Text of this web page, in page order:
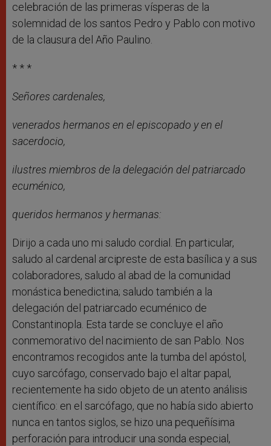
celebración de las primeras vísperas de la
solemnidad de los santos Pedro y Pablo con motivo
de la clausura del Año Paulino.
* * *
Señores cardenales,
venerados hermanos en el episcopado y en el
sacerdocio,
ilustres miembros de la delegación del patriarcado
ecuménico,
queridos hermanos y hermanas:
Dirijo a cada uno mi saludo cordial. En particular,
saludo al cardenal arcipreste de esta basílica y a sus
colaboradores, saludo al abad de la comunidad
monástica benedictina; saludo también a la
delegación del patriarcado ecuménico de
Constantinopla. Esta tarde se concluye el año
conmemorativo del nacimiento de san Pablo. Nos
encontramos recogidos ante la tumba del apóstol,
cuyo sarcófago, conservado bajo el altar papal,
recientemente ha sido objeto de un atento análisis
científico: en el sarcófago, que no había sido abierto
nunca en tantos siglos, se hizo una pequeñísima
perforación para introducir una sonda especial,